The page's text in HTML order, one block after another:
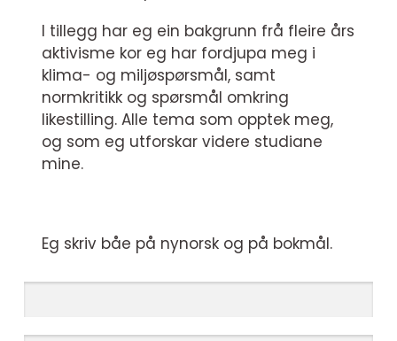
I tillegg har eg ein bakgrunn frå fleire års
aktivisme kor eg har fordjupa meg i
klima- og miljøspørsmål, samt
normkritikk og spørsmål omkring
likestilling. Alle tema som opptek meg,
og som eg utforskar videre studiane
mine.
Eg skriv båe på nynorsk og på bokmål.